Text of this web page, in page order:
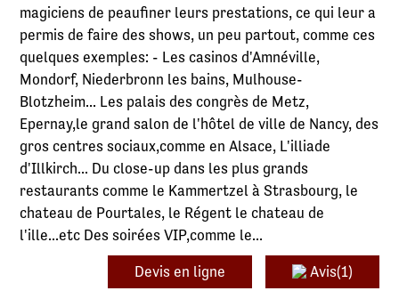
magiciens de peaufiner leurs prestations, ce qui leur a
permis de faire des shows, un peu partout, comme ces
quelques exemples: - Les casinos d'Amnéville,
Mondorf, Niederbronn les bains, Mulhouse-
Blotzheim... Les palais des congrès de Metz,
Epernay,le grand salon de l'hôtel de ville de Nancy, des
gros centres sociaux,comme en Alsace, L'illiade
d'Illkirch... Du close-up dans les plus grands
restaurants comme le Kammertzel à Strasbourg, le
chateau de Pourtales, le Régent le chateau de
l'ille...etc Des soirées VIP,comme le...
Devis en ligne Avis(1)